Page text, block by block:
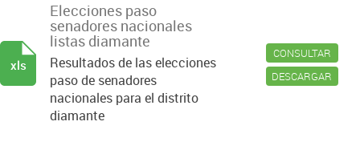
CONSULTAR
DESCARGAR
Elecciones paso
senadores nacionales
listas diamante
Resultados de las elecciones
paso de senadores
nacionales para el distrito
diamante
xls